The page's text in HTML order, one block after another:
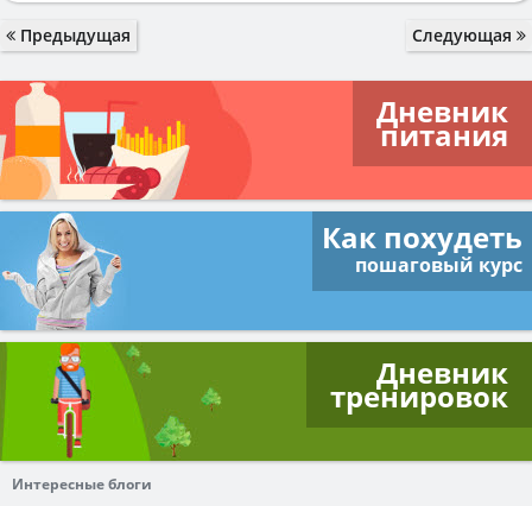
Предыдущая Следующая
Дневник
питания
Как похудеть
пошаговый курс
Дневник
тренировок
Интересные блоги